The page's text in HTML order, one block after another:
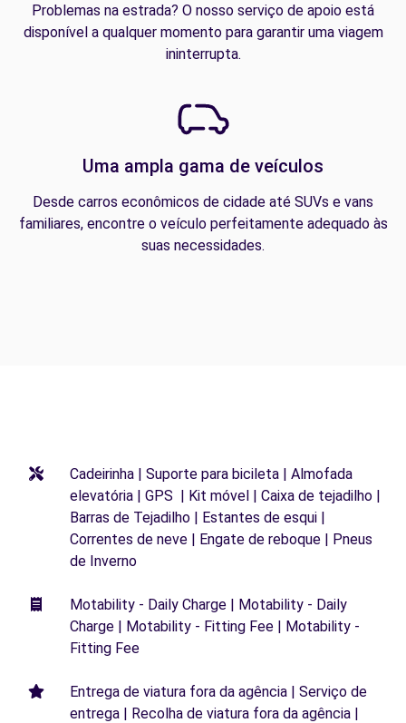
Problemas na estrada? O nosso serviço de apoio está
disponível a qualquer momento para garantir uma viagem
ininterrupta.
Uma ampla gama de veículos
Desde carros econômicos de cidade até SUVs e vans
familiares, encontre o veículo perfeitamente adequado às
suas necessidades.
Cadeirinha | Suporte para bicileta | Almofada
elevatória | GPS | Kit móvel | Caixa de tejadilho |
Barras de Tejadilho | Estantes de esqui |
Correntes de neve | Engate de reboque | Pneus
de Inverno
Motability - Daily Charge | Motability - Daily
Charge | Motability - Fitting Fee | Motability -
Fitting Fee
Entrega de viatura fora da agência | Serviço de
entrega | Recolha de viatura fora da agência |